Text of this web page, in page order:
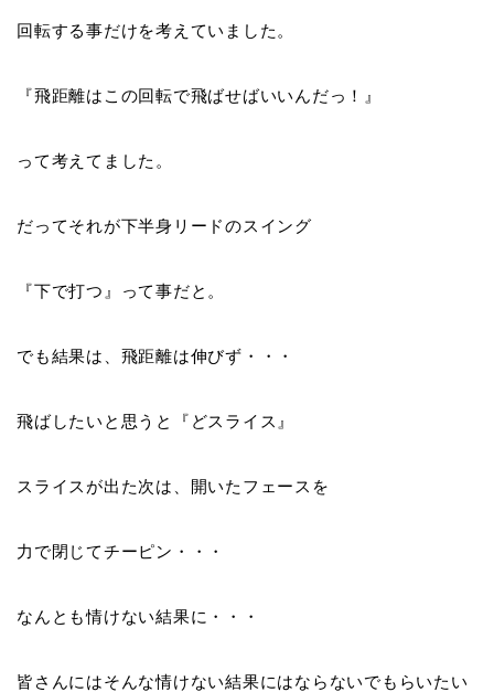
回転する事だけを考えていました。
『飛距離はこの回転で飛ばせばいいんだっ！ 』
って考えてました。
だってそれが下半身リードのスイング
『下で打つ 』って事だと。
でも結果は、飛距離は伸びず・・・
飛ばしたいと思うと『 どスライス 』
スライスが出た次は、開いたフェースを
力で閉じてチーピン・・・
なんとも情けない結果に・・・
皆さんにはそんな情けない結果にはならないでもらいたい